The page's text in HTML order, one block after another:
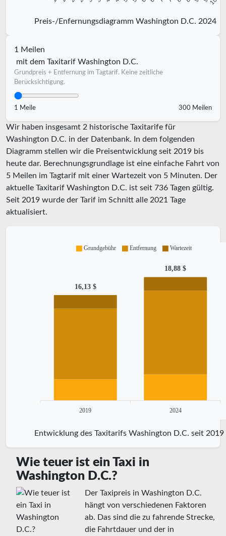
Preis-/Enfernungsdiagramm Washington D.C. 2024
1 Meilen
mit dem Taxitarif Washington D.C.
Grundpreis + Entfernung im Tagtarif. Keine zeitliche
Berücksichtigung.
1 Meile 300 Meilen
Wir haben insgesamt 2 historische Taxitarife für
Washington D.C. in der Datenbank. In dem folgenden
Diagramm stellen wir die Preisentwicklung seit 2019 bis
heute dar. Berechnungsgrundlage ist eine einfache Fahrt von
5 Meilen im Tagtarif mit einer Wartezeit von 5 Minuten. Der
aktuelle Taxitarif Washington D.C. ist seit 736 Tagen gültig.
Seit 2019 wurde der Tarif im Schnitt alle 2021 Tage
aktualisiert.
16,13 $
18,88 $
2019 2024
Grundgebühr Entfernung Wartezeit
Entwicklung des Taxitarifs Washington D.C. seit 2019
Wie teuer ist ein Taxi in
Washington D.C.?
Der Taxipreis in Washington D.C.
hängt von verschiedenen Faktoren
ab. Das sind die zu fahrende Strecke,
die Fahrtdauer und der in